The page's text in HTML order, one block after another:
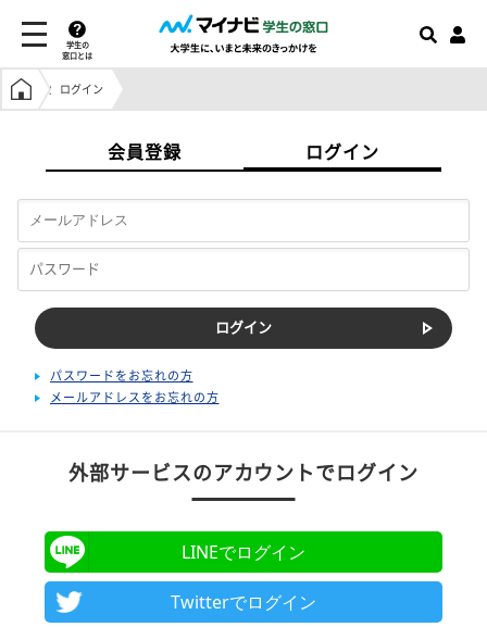
学生の
窓口とは
学生の窓口トップ
ログイン
会員登録 ログイン
パスワードをお忘れの方
メールアドレスをお忘れの方
外部サービスのアカウントでログイン
LINEでログイン
Twitterでログイン